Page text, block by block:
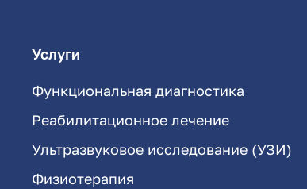
Услуги
Функциональная диагностика
Реабилитационное лечение
Ультразвуковое исследование (УЗИ)
Физиотерапия